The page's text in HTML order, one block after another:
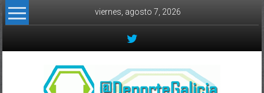
Skip to content
viernes, agosto 7, 2026